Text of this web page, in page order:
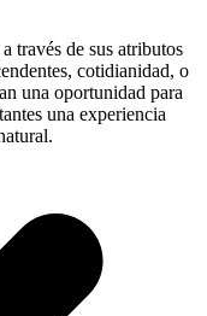
través de sus atributos
cotidianidad, o
una oportunidad para
una experiencia